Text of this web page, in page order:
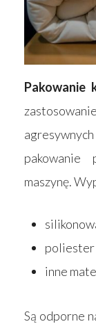
Pakowanie
pakowanie
maszynę.
poliester
inne
Są odporne